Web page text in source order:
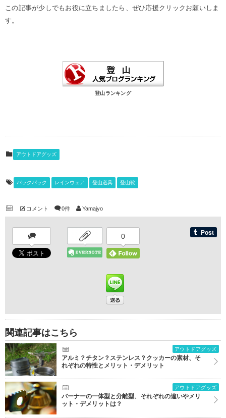
この記事が少しでもお役に立ちましたら、ぜひ応援クリックお願いしま
す。
登山ランキング
アウトドアグッズ
バックパック レインウェア 登山道具 登山靴
コメント 0件 Yamajyo
0
関連記事はこちら
アウトドアグッズ
アルミ？チタン？ステンレス？クッカーの素材、そ
れぞれの特性とメリット・デメリット
アウトドアグッズ
バーナーの一体型と分離型、それぞれの違いやメリ
ット・デメリットは？